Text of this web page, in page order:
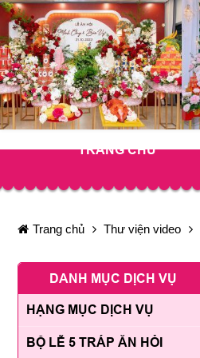
TRANG CHỦ
Trang chủ Thư viện video
DANH MỤC DỊCH VỤ
HẠNG MỤC DỊCH VỤ
BỘ LỄ 5 TRÁP ĂN HỎI